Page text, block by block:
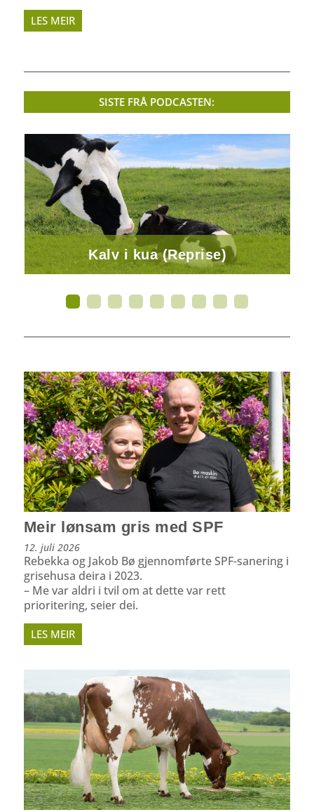
LES MEIR
SISTE FRÅ PODCASTEN:
Kalv i kua (Reprise)
Meir lønsam gris med SPF
12. juli 2026
Rebekka og Jakob Bø gjennomførte SPF-sanering i
grisehusa deira i 2023.
– Me var aldri i tvil om at dette var rett
prioritering, seier dei.
LES MEIR